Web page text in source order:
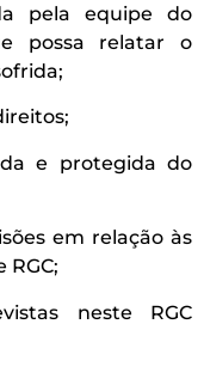
pela equipe do
possa relatar o
e protegida do
em relação às
neste RGC